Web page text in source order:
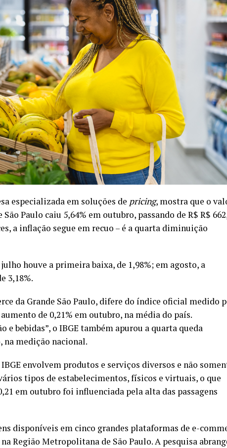
especializada em soluções de pricing, mostra que o
Paulo caiu 5,64% em outubro, passando de R$ R$
a inflação segue em recuo – é a quarta diminuição
houve a primeira baixa, de 1,98%; em agosto, a
3,18%.
da Grande São Paulo, difere do índice oficial medido
de 0,21% em outubro, na média do país.
e bebidas”, o IBGE também apurou a quarta queda
na medição nacional.
envolvem produtos e serviços diversos e não
tipos de estabelecimentos, físicos e virtuais, o que
em outubro foi influenciada pela alta das passagens
disponíveis em cinco grandes plataformas de e-
Região Metropolitana de São Paulo. A pesquisa